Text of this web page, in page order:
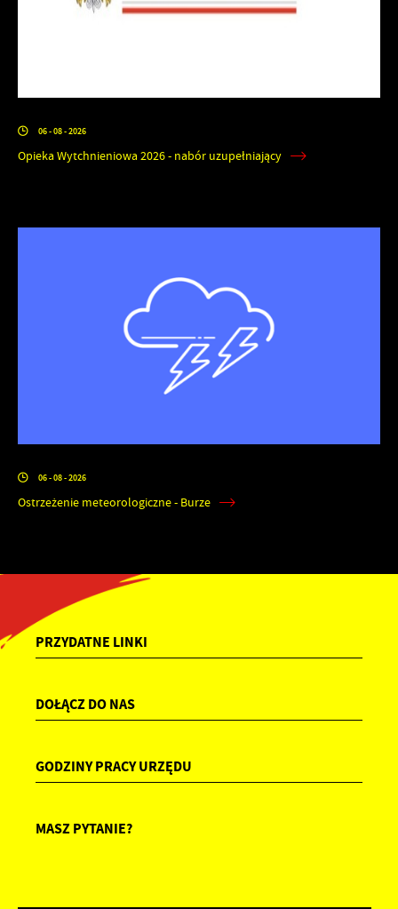
06 - 08 - 2026
Opieka Wytchnieniowa 2026 - nabór uzupełniający
06 - 08 - 2026
Ostrzeżenie meteorologiczne - Burze
PRZYDATNE LINKI
DOŁĄCZ DO NAS
GODZINY PRACY URZĘDU
MASZ PYTANIE?